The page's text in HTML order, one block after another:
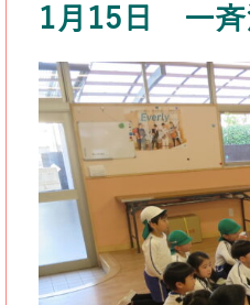
1月15日 一斉